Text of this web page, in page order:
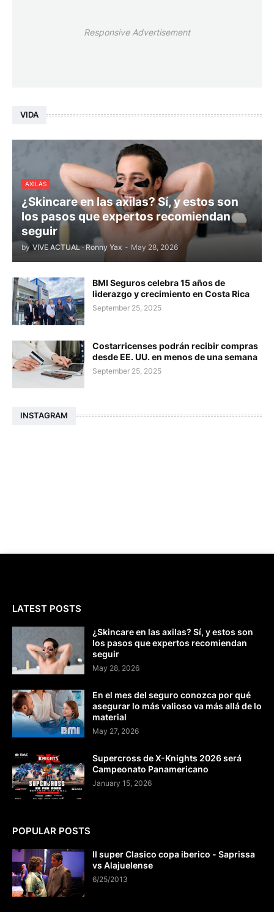
Responsive Advertisement
VIDA
AXILAS
¿Skincare en las axilas? Sí, y estos son
los pasos que expertos recomiendan
seguir
by VIVE ACTUAL · Ronny Yax - May 28, 2026
BMI Seguros celebra 15 años de
liderazgo y crecimiento en Costa Rica
September 25, 2025
Costarricenses podrán recibir compras
desde EE. UU. en menos de una semana
September 25, 2025
INSTAGRAM
LATEST POSTS
¿Skincare en las axilas? Sí, y estos son
los pasos que expertos recomiendan
seguir
May 28, 2026
En el mes del seguro conozca por qué
asegurar lo más valioso va más allá de lo
material
May 27, 2026
Supercross de X-Knights 2026 será
Campeonato Panamericano
January 15, 2026
POPULAR POSTS
II super Clasico copa iberico - Saprissa
vs Alajuelense
6/25/2013